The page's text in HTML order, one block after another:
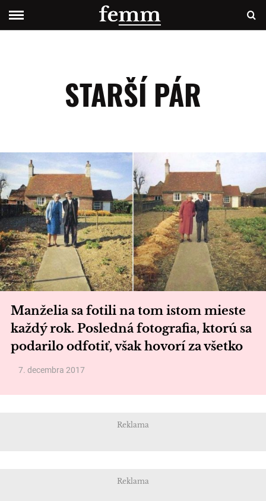
STARŠÍ PÁR
Manželia sa fotili na tom istom mieste
každý rok. Posledná fotografia, ktorú sa
podarilo odfotiť, však hovorí za všetko
7. decembra 2017
Reklama
Reklama